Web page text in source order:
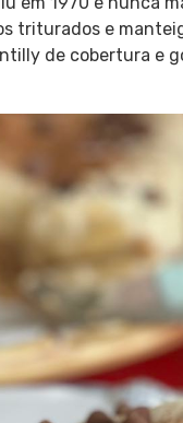
triturados e
de cobertura e